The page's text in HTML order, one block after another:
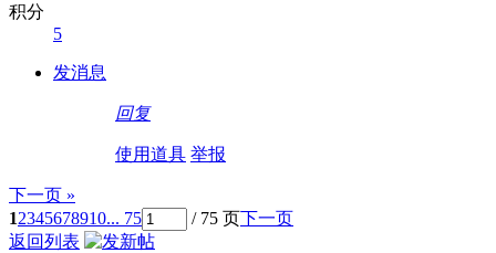
积分
5
发消息
回复
使用道具 举报
下一页 »
12345678910... 75 / 75 页下一页
返回列表